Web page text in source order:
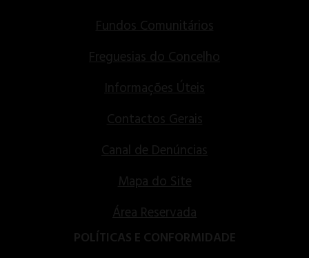
Fundos Comunitários
Freguesias do Concelho
Informações Úteis
Contactos Gerais
Canal de Denúncias
Mapa do Site
Área Reservada
POLÍTICAS E CONFORMIDADE